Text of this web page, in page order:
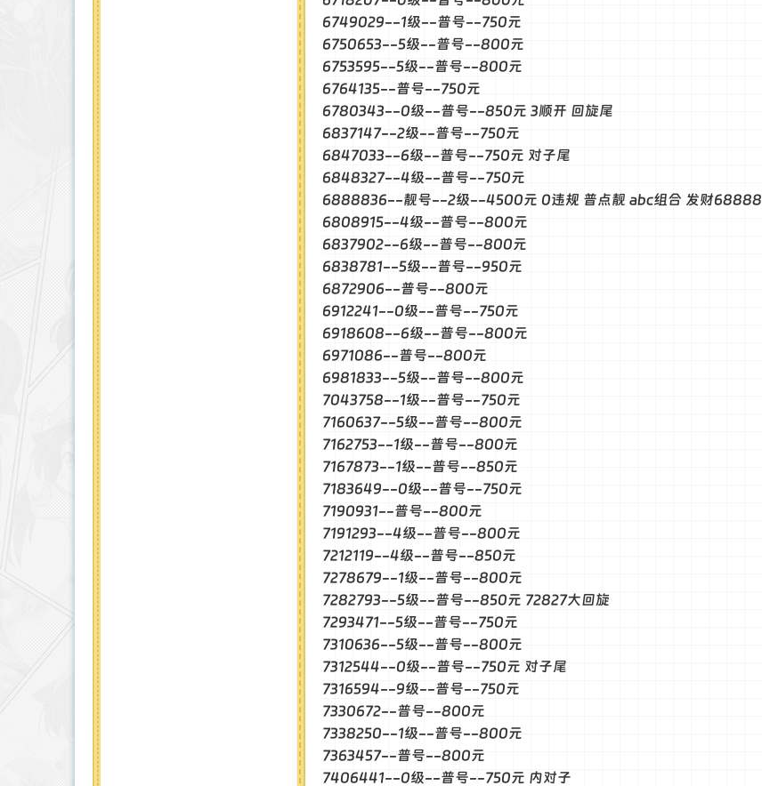
6749029--1级--普号--750元
6750653--5级--普号--800元
6753595--5级--普号--800元
6764135--普号--750元
6780343--0级--普号--850元 3顺开 回旋尾
6837147--2级--普号--750元
6847033--6级--普号--750元 对子尾
6848327--4级--普号--750元
6888836--靓号--2级--4500元 0违规 普点靓 abc组合 发财68888
6808915--4级--普号--800元
6837902--6级--普号--800元
6838781--5级--普号--950元
6872906--普号--800元
6912241--0级--普号--750元
6918608--6级--普号--800元
6971086--普号--800元
6981833--5级--普号--800元
7043758--1级--普号--750元
7160637--5级--普号--800元
7162753--1级--普号--800元
7167873--1级--普号--850元
7183649--0级--普号--750元
7190931--普号--800元
7191293--4级--普号--800元
7212119--4级--普号--850元
7278679--1级--普号--800元
7282793--5级--普号--850元 72827大回旋
7293471--5级--普号--750元
7310636--5级--普号--800元
7312544--0级--普号--750元 对子尾
7316594--9级--普号--750元
7330672--普号--800元
7338250--1级--普号--800元
7363457--普号--800元
7406441--0级--普号--750元 内对子